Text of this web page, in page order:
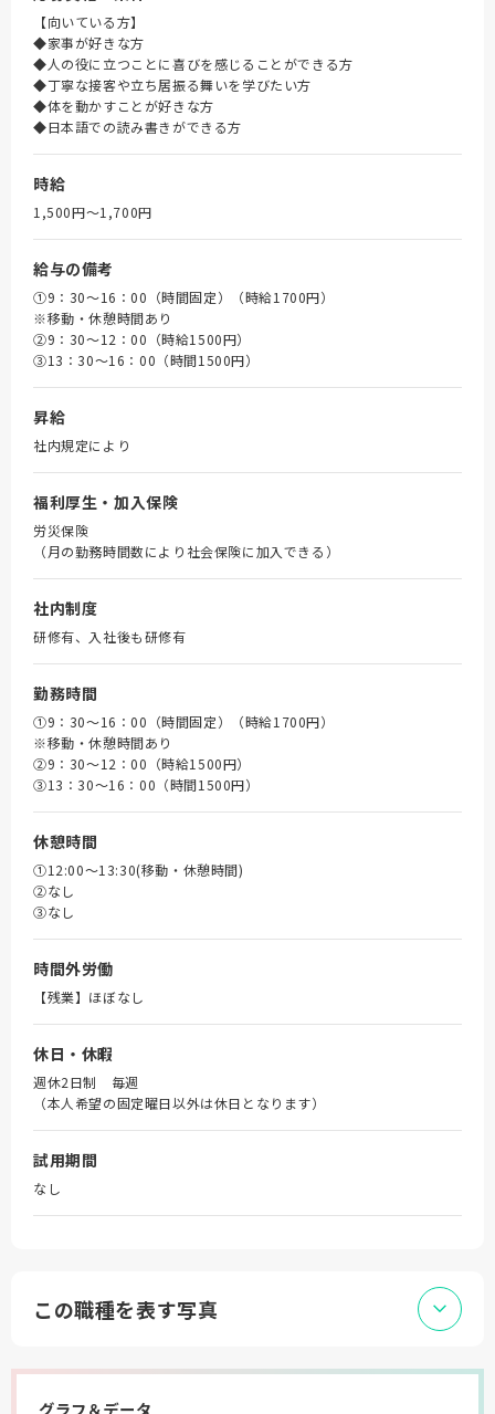
【向いている方】
◆家事が好きな方
◆人の役に立つことに喜びを感じることができる方
◆丁寧な接客や立ち居振る舞いを学びたい方
◆体を動かすことが好きな方
◆日本語での読み書きができる方
時給
1,500円〜1,700円
給与の備考
①9：30～16：00（時間固定）（時給1700円）
※移動・休憩時間あり
➁9：30～12：00（時給1500円）
③13：30～16：00（時間1500円）
昇給
社内規定により
福利厚生・加入保険
労災保険
（月の勤務時間数により社会保険に加入できる）
社内制度
研修有、入社後も研修有
勤務時間
①9：30～16：00（時間固定）（時給1700円）
※移動・休憩時間あり
➁9：30～12：00（時給1500円）
③13：30～16：00（時間1500円）
休憩時間
①12:00～13:30(移動・休憩時間)
➁なし
③なし
時間外労働
【残業】ほぼなし
休日・休暇
週休2日制 毎週
（本人希望の固定曜日以外は休日となります）
試用期間
なし
この職種を表す写真
グラフ＆データ